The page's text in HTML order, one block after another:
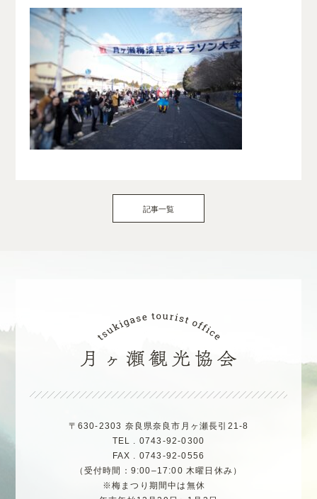
記事一覧
〒630-2303 奈良県奈良市月ヶ瀬長引21-8
TEL . 0743-92-0300
FAX . 0743-92-0556
（受付時間：9:00–17:00 木曜日休み）
※梅まつり期間中は無休